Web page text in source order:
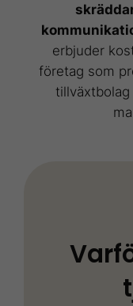
erbjuder
företag som